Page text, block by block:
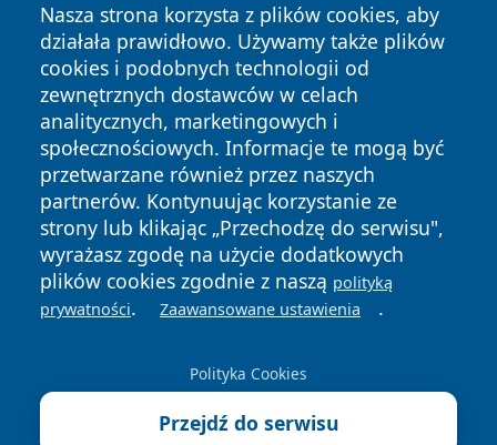
Nasza strona korzysta z plików cookies, aby
działała prawidłowo. Używamy także plików
cookies i podobnych technologii od
zewnętrznych dostawców w celach
analitycznych, marketingowych i
społecznościowych. Informacje te mogą być
przetwarzane również przez naszych
partnerów. Kontynuując korzystanie ze
strony lub klikając „Przechodzę do serwisu",
wyrażasz zgodę na użycie dodatkowych
plików cookies zgodnie z naszą polityką
prywatności. Zaawansowane ustawienia .
Polityka Cookies
Przejdź do serwisu
Copyright © 2026 myslowicki24.pl Wszystkie prawa
zastrzeżone.
News Autorzy
Polityka
Prywatności
Polityka
Cookies